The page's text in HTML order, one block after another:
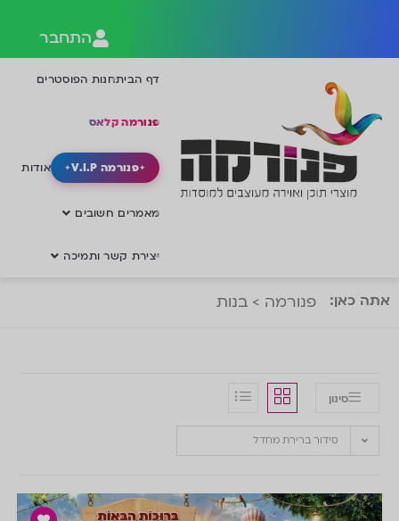
התחבר
דף הביתחנות הפוסטרים
פנורמה קלאס
פנורמה V.I.P אודות
מאמרים חשובים
יצירת קשר ותמיכה
אתה כאן: פנורמה > בנות
סינון
סידור ברירת מחדל